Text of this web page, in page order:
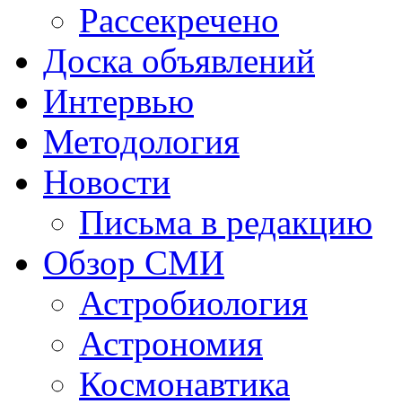
Рассекречено
Доска объявлений
Интервью
Методология
Новости
Письма в редакцию
Обзор СМИ
Астробиология
Астрономия
Космонавтика